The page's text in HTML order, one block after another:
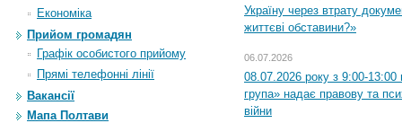
Економіка
Прийом громадян
Графік особистого прийому
Прямі телефонні лінії
Вакансії
Мапа Полтави
Україну через втрату
життєві обставини?»
06.07.2026
08.07.2026 року з 9:00-13:00
група» надає правову та
війни